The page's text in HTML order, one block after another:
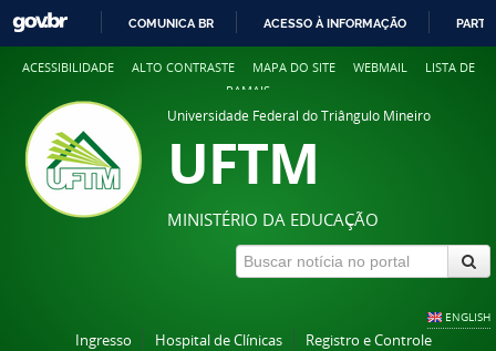
COMUNICA BR ACESSO À INFORMAÇÃO
ACESSIBILIDADE ALTO CONTRASTE MAPA DO SITE WEBMAIL
LISTA DE
RAMAIS
Universidade Federal do Triângulo Mineiro
UFTM
MINISTÉRIO DA EDUCAÇÃO
ENGLISH
Ingresso Hospital de Clínicas
Registro e Controle